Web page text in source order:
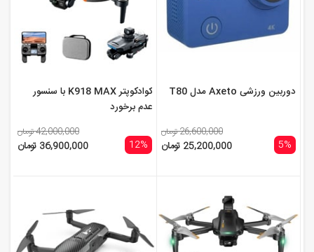
دوربین ورزشی Axeto مدل T80
5%
26,600,000 تومان
25,200,000 تومان
کوادکوپتر K918 MAX با سنسور
عدم برخورد
12%
42,000,000 تومان
36,900,000 تومان